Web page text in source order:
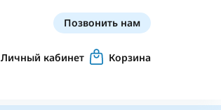
Позвонить нам
Личный кабинет Корзина